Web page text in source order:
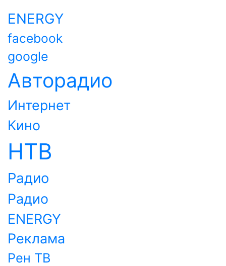
ENERGY
facebook
google
Авторадио
Интернет
Кино
НТВ
Радио
Радио
ENERGY
Реклама
Рен ТВ